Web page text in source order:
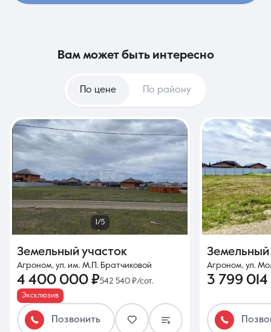
вам может быть интересно
По цене По району
1/5
Земельный участок
Агроном, ул. им. М.П. Братчиковой
4 400 000 ₽542 540 ₽/сот.
Эксклюзив
Позвонить
Земельный
Агроном, ул.
3 799 014